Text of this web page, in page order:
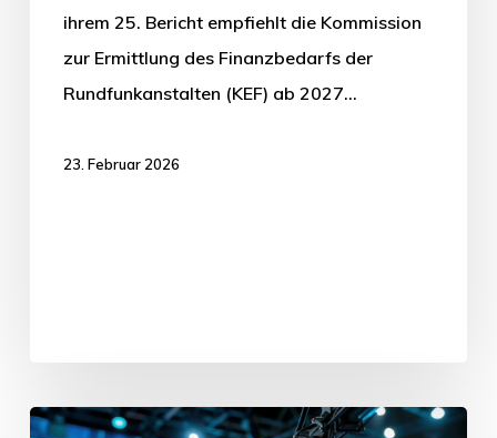
ihrem 25. Bericht empfiehlt die Kommission
zur Ermittlung des Finanzbedarfs der
Rundfunkanstalten (KEF) ab 2027…
23. Februar 2026